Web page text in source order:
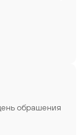
обрашения